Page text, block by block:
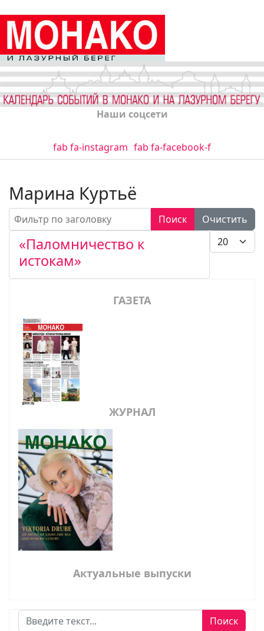
Наши соцсети
fab fa-instagram fab fa-facebook-f
Марина Куртьё
Фильтр по заголовку Поиск
Очистить
Кол-во
«Паломничество к
истокам»
ГАЗЕТА
ЖУРНАЛ
Актуальные выпуски
Поиск Поиск